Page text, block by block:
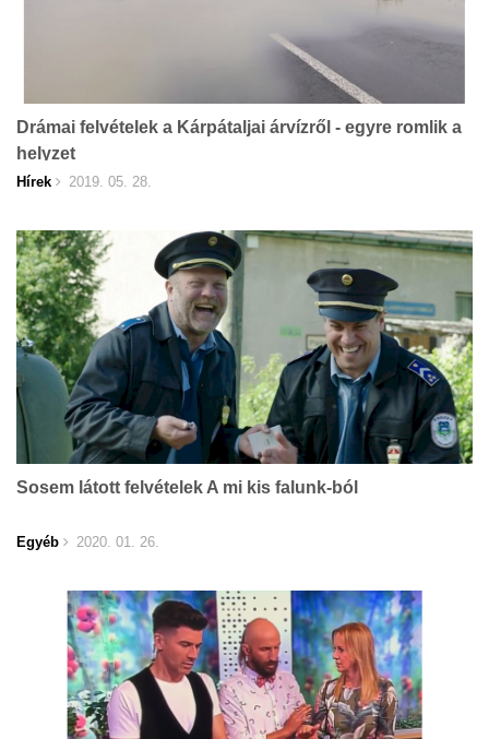
Drámai felvételek a Kárpátaljai árvízről - egyre romlik a
helyzet
Hírek 2019. 05. 28.
Sosem látott felvételek A mi kis falunk-ból
Egyéb 2020. 01. 26.